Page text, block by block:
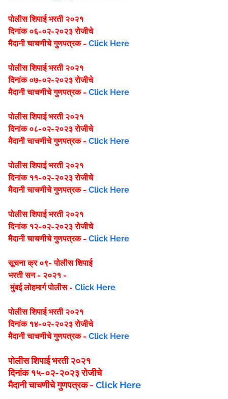
पोलीस शिपाई भरती २०२१
दिनांक ०६-०२-२०२३ रोजीचे
मैदानी चाचणीचे गुणपत्रक - Click Here
पोलीस शिपाई भरती २०२१
दिनांक ०७-०२-२०२३ रोजीचे
मैदानी चाचणीचे गुणपत्रक - Click Here
पोलीस शिपाई भरती २०२१
दिनांक ०८-०२-२०२३ रोजीचे
मैदानी चाचणीचे गुणपत्रक - Click Here
पोलीस शिपाई भरती २०२१
दिनांक ११-०२-२०२३ रोजीचे
मैदानी चाचणीचे गुणपत्रक - Click Here
पोलीस शिपाई भरती २०२१
दिनांक १२-०२-२०२३ रोजीचे
मैदानी चाचणीचे गुणपत्रक - Click Here
सूचना क्र ०९- पोलीस शिपाई
भरती सन - २०२१ -
मुंबई लोहमार्ग पोलीस - Click Here
पोलीस शिपाई भरती २०२१
दिनांक १४-०२-२०२३ रोजीचे
मैदानी चाचणीचे गुणपत्रक - Click Here
पोलीस शिपाई भरती २०२१
दिनांक १५-०२-२०२३ रोजीचे
मैदानी चाचणीचे गुणपत्रक - Click Here